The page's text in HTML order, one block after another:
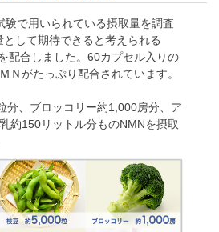
験で用いられている摂取量を調査
して期待できると考えられる
配合しました。60カプセル入りの
Ｎがたっぷり配合されています。
分、ブロッコリー約1,000房分、ア
約150リットル分ものNMNを摂取